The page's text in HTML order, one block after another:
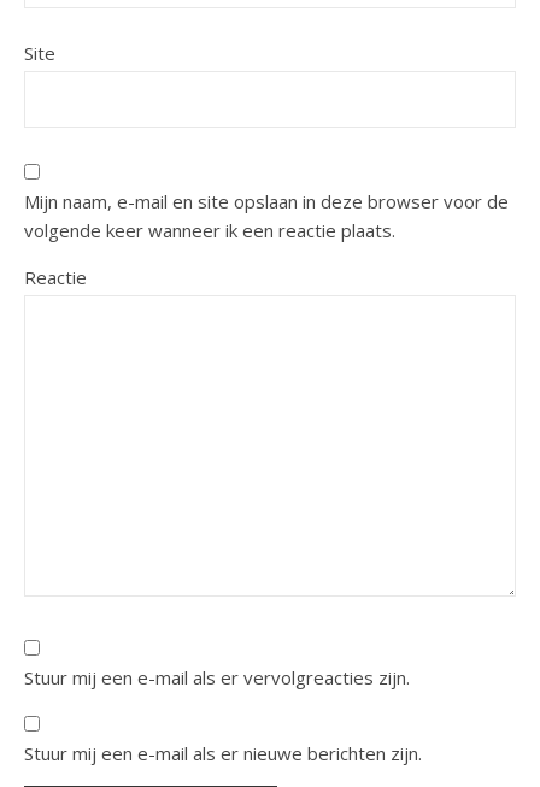
Site
Mijn naam, e-mail en site opslaan in deze browser voor de
volgende keer wanneer ik een reactie plaats.
Reactie
Stuur mij een e-mail als er vervolgreacties zijn.
Stuur mij een e-mail als er nieuwe berichten zijn.